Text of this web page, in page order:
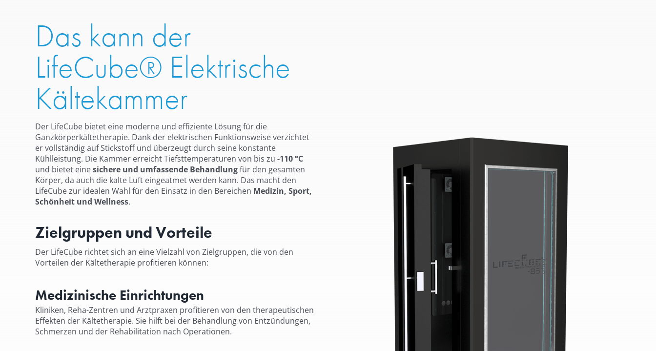
Das kann der
LifeCube® Elektrische
Kältekammer
Der LifeCube bietet eine moderne und effiziente Lösung für die
Ganzkörperkältetherapie. Dank der elektrischen Funktionsweise verzichtet
er vollständig auf Stickstoff und überzeugt durch seine konstante
Kühlleistung. Die Kammer erreicht Tiefsttemperaturen von bis zu -110 °C
und bietet einesichere und umfassende Behandlungfür den gesamten
Körper, da auch die kalte Luft eingeatmet werden kann. Das macht den
LifeCube zur idealen Wahl für den Einsatz in den Bereichen Medizin, Sport,
Schönheit und Wellness.
Zielgruppen und Vorteile
Der LifeCube richtet sich an eine Vielzahl von Zielgruppen, die von den
Vorteilen der Kältetherapie profitieren können:
Medizinische Einrichtungen
Kliniken, Reha-Zentren und Arztpraxen profitieren von den therapeutischen
Effekten der Kältetherapie. Sie hilft bei der Behandlung von Entzündungen,
Schmerzen und der Rehabilitation nach Operationen.